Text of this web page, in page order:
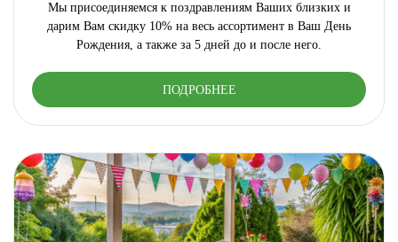
Мы присоединяемся к поздравлениям Ваших близких и
дарим Вам скидку 10% на весь ассортимент в Ваш День
Рождения, а также за 5 дней до и после него.
ПОДРОБНЕЕ